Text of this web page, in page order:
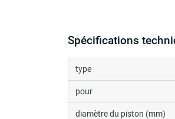
Spécifications
type
pour
diamètre du piston (mm)